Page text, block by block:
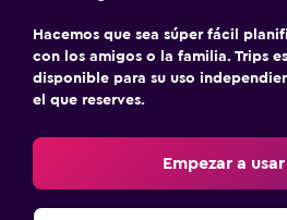
Hacemos que sea súper fácil
con los amigos o la familia. Trips
disponible para su uso
el que reserves.
Empezar a